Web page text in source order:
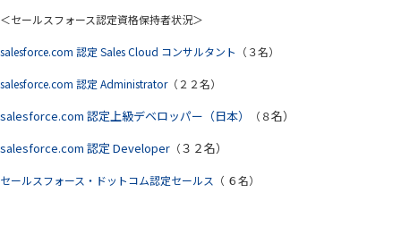
＜セールスフォース認定資格保持者状況＞
salesforce.com 認定 Sales Cloud コンサルタント （３名）
salesforce.com 認定 Administrator（２２名）
salesforce.com 認定上級デベロッパー（日本） （８名）
salesforce.com 認定 Developer （３２名）
セールスフォース・ドットコム認定セールス （ ６名）